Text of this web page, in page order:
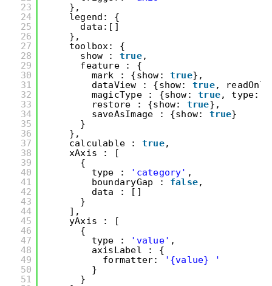
23
24
25
26
27
28
29
30
31
32
33
34
35
36
37
38
39
40
41
42
43
44
45
46
47
48
49
50
51
},
legend: {
data:[]
},
toolbox: {
show : true,
feature : {
mark : {show: true},
dataView : {show: true,
magicType : {show: true, type: [
restore : {show: true},
saveAsImage : {show: true}
}
},
calculable : true,
xAxis : [
{
type :
'category' ,
boundaryGap : false,
data : []
}
],
yAxis : [
{
type :
'value' ,
axisLabel : {
formatter:
'{value} '
}
}